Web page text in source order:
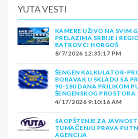
YUTA VESTI
KAMERE UŽIVO NA SVIM
PRELAZIMA SRBIJE I
BATROVCI HORGOŠ
8/7/2026 12:35:17 PM
ŠENGEN KALKULATOR-
BORAVAK U SKLADU SA
90-180 DANA PRILIKOM
ŠENGENSKOG PROSTORA
4/17/2026 9:10:16 AM
SAOPŠTENJE ZA
TUMAČENJU PRAVA
AGENCIJA